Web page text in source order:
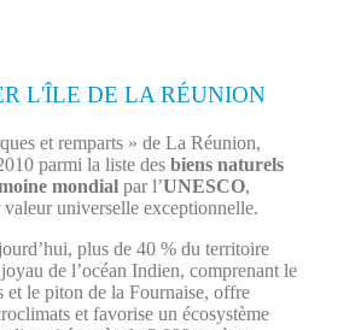
L'ÎLE DE LA RÉUNION
et remparts » de La Réunion,
parmi la liste des biens naturels
mondialpar l’UNESCO,
valeur universelle exceptionnelle.
plus de 40 % du territoire
de l’océan Indien, comprenant le
et le piton de la Fournaise, offre
et favorise un écosystème